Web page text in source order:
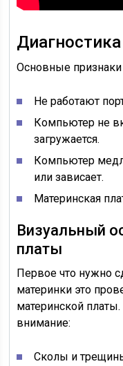
Основные признаки
Не работают
Компьютер не
загружается.
Компьютер
или зависает.
Материнская
Визуальный
платы
Первое что нужно
материнки это
материнской
внимание:
Сколы и